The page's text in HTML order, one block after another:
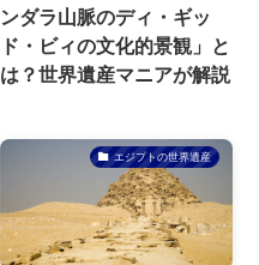
ンダラ山脈のディ・ギッ
ド・ビィの文化的景観」と
は？世界遺産マニアが解説
エジプトの世界遺産